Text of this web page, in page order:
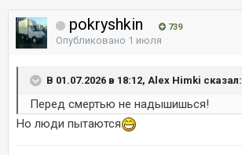
pokryshkin 739
Опубликовано 1 июля
В 01.07.2026 в 18:12, Alex Himki сказал:
Перед смертью не надышишься!
Но люди пытаются